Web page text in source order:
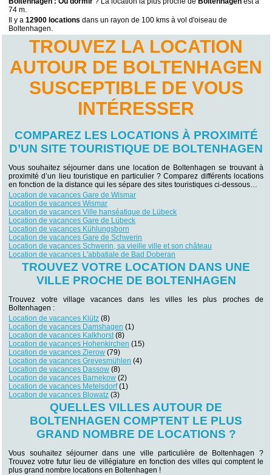
74 m.
Il y a12900 locations dans un rayon de 100 kms à vol d'oiseau de
Boltenhagen.
TROUVEZ LA LOCATION
AUTOUR DE BOLTENHAGEN
SUSCEPTIBLE DE VOUS
INTÉRESSER
COMPAREZ LES LOCATIONS À PROXIMITÉ
D’UN SITE TOURISTIQUE DE BOLTENHAGEN
Vous souhaitez séjourner dans une location de Boltenhagen se trouvant à
proximité d’un lieu touristique en particulier ? Comparez différents locations
en fonction de la distance qui les sépare des sites touristiques ci-dessous…
Location de vacances Gare de Wismar
Location de vacances Wismar
Location de vacances Ville hanséatique de Lübeck
Location de vacances Gare de Lübeck
Location de vacances Kühlungsborn
Location de vacances Gare de Schwerin
Location de vacances Schwerin, sa vieille ville et son château
Location de vacances L'abbatiale de Bad Doberan
TROUVEZ VOTRE LOCATION DANS UNE
VILLE PROCHE DE BOLTENHAGEN
Trouvez votre village vacances dans les villes les plus proches de
Boltenhagen :
Location de vacances Klütz (8)
Location de vacances Damshagen (1)
Location de vacances Kalkhorst(8)
Location de vacances Hohenkirchen (15)
Location de vacances Zierow (79)
Location de vacances Grevesmühlen (4)
Location de vacances Dassow (8)
Location de vacances Barnekow (2)
Location de vacances Metelsdorf(1)
Location de vacances Blowatz (3)
QUELLES VILLES AUTOUR DE
BOLTENHAGEN COMPTENT LE PLUS
GRAND NOMBRE DE LOCATIONS ?
Vous souhaitez séjourner dans une ville particulière de Boltenhagen ?
Trouvez votre futur lieu de villégiature en fonction des villes qui comptent le
plus grand nombre locations en Boltenhagen !